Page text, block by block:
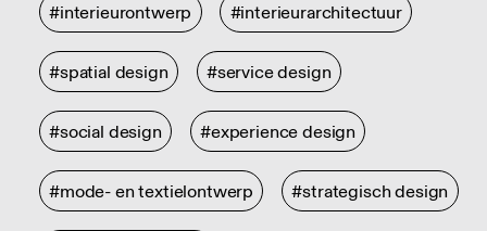
#interieurontwerp #interieurarchitectuur
#spatial design #service design
#social design #experience design
#mode- en textielontwerp #strategisch design